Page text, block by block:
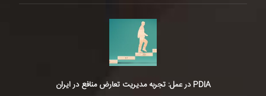
PDIA در عمل: تجربه مدیریت تعارض منافع در ایران